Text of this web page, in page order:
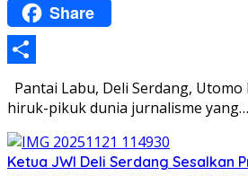
WhatsApp
Share
Share
Pantai Labu, Deli Serdang,
hiruk-pikuk dunia jurnalisme yang…
Ketua JWI Deli Serdang Sesalkan